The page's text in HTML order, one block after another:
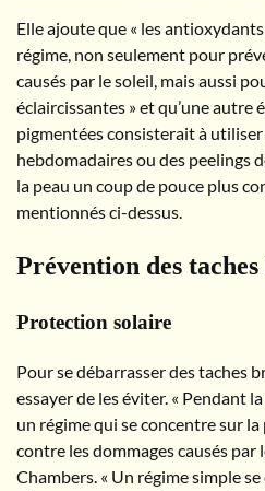
Elle ajoute que « les
régime, non seulement pour
causés par le soleil, mais aussi
éclaircissantes » et qu’une autre
pigmentées consisterait à utiliser
hebdomadaires ou des peelings
la peau un coup de pouce plus
mentionnés ci-dessus.
Prévention des
Protection solaire
Pour se débarrasser des taches
essayer de les éviter. « Pendant
un régime qui se concentre sur
contre les dommages causés par
Chambers. « Un régime simple